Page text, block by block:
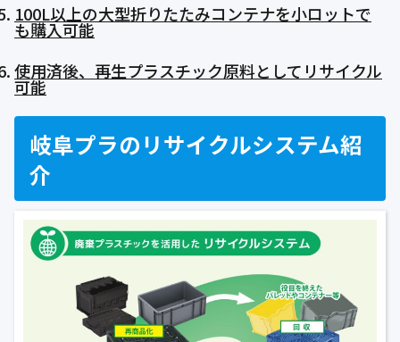
100L以上の大型折りたたみコンテナを小ロットで
も購入可能
使用済後、再生プラスチック原料としてリサイクル
可能
岐阜プラのリサイクルシステム紹
介